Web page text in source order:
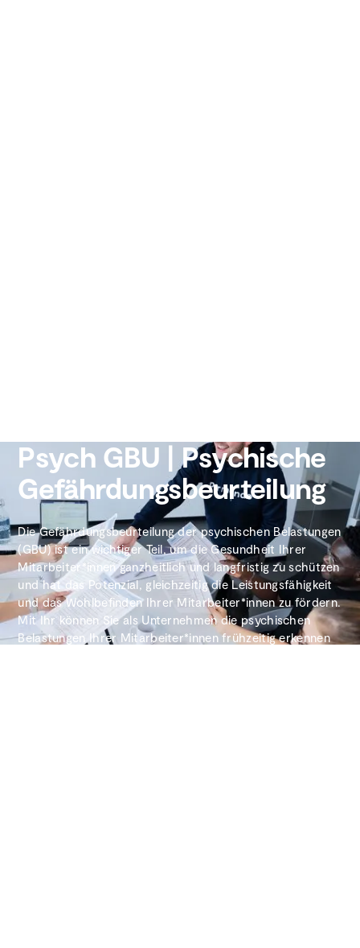
Psych GBU | Psychische
Gefährdungsbeurteilung
Die Gefährdungsbeurteilung der psychischen Belastungen
(GBU) ist ein wichtiger Teil, um die Gesundheit Ihrer
Mitarbeiter*innen ganzheitlich und langfristig zu schützen
und hat das Potenzial, gleichzeitig die Leistungsfähigkeit
und das Wohlbefinden Ihrer Mitarbeiter*innen zu fördern.
Mit Ihr können Sie als Unternehmen die psychischen
Belastungen Ihrer Mitarbeiter*innen frühzeitig erkennen